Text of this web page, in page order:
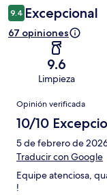
9.4 Excepcional
67 opiniones
9.6
Limpieza
Opiniones
Opinión verificada
10/10
5 de febrero de
Traducir con Google
Equipe atenciosa,
!